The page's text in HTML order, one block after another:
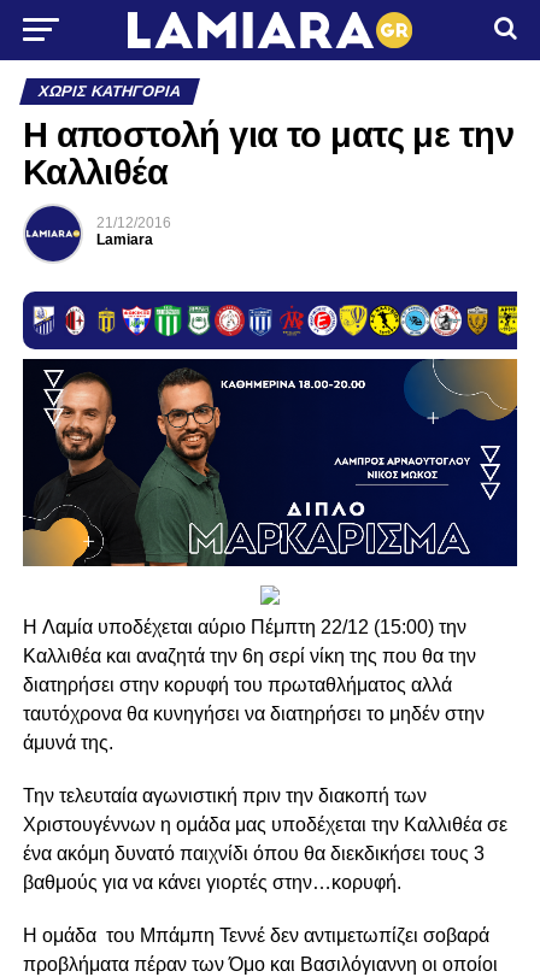
ΧΩΡΊΣ ΚΑΤΗΓΟΡΊΑ
Η αποστολή για το ματς με την
Καλλιθέα
21/12/2016
Lamiara
H Λαμία υποδέχεται αύριο Πέμπτη 22/12 (15:00) την
Καλλιθέα και αναζητά την 6η σερί νίκη της που θα την
διατηρήσει στην κορυφή του πρωταθλήματος αλλά
ταυτόχρονα θα κυνηγήσει να διατηρήσει το μηδέν στην
άμυνά της.
Την τελευταία αγωνιστική πριν την διακοπή των
Χριστουγέννων η ομάδα μας υποδέχεται την Καλλιθέα σε
ένα ακόμη δυνατό παιχνίδι όπου θα διεκδικήσει τους 3
βαθμούς για να κάνει γιορτές στην…κορυφή.
Η ομάδα του Μπάμπη Τεννέ δεν αντιμετωπίζει σοβαρά
προβλήματα πέραν των Όμο και Βασιλόγιαννη οι οποίοι